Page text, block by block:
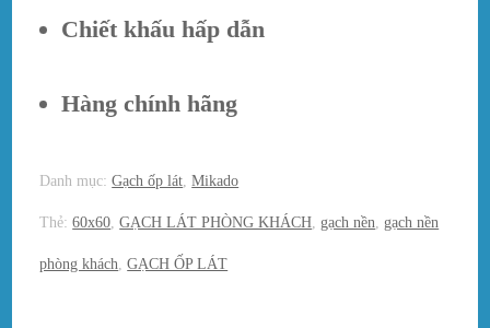
Chiết khấu hấp dẫn
Hàng chính hãng
Danh mục:Gạch ốp lát ,Mikado
Thẻ:60x60 ,GẠCH LÁT PHÒNG KHÁCH gạch nền gạch nền
phòng khách ,GẠCH ỐP LÁT